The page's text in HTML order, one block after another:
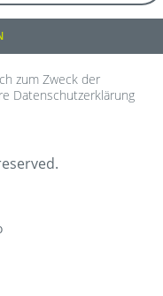
zum Zweck der
Datenschutzerklärung